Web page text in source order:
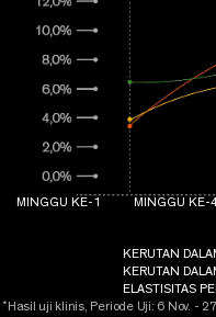
MINGGU KE-1 MINGGU KE-
KERUTAN
KERUTAN
ELASTISITAS
*Hasil uji klinis, Periode Uji: 6 Nov. -